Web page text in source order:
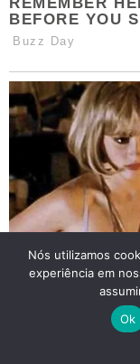
Nós utilizamos
experiência em
Ok